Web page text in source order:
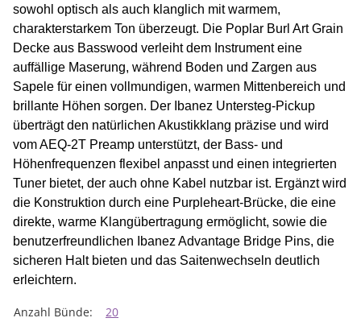
sowohl optisch als auch klanglich mit warmem,
charakterstarkem Ton überzeugt. Die Poplar Burl Art Grain
Decke aus Basswood verleiht dem Instrument eine
auffällige Maserung, während Boden und Zargen aus
Sapele für einen vollmundigen, warmen Mittenbereich und
brillante Höhen sorgen. Der Ibanez Untersteg-Pickup
überträgt den natürlichen Akustikklang präzise und wird
vom AEQ-2T Preamp unterstützt, der Bass- und
Höhenfrequenzen flexibel anpasst und einen integrierten
Tuner bietet, der auch ohne Kabel nutzbar ist. Ergänzt wird
die Konstruktion durch eine Purpleheart-Brücke, die eine
direkte, warme Klangübertragung ermöglicht, sowie die
benutzerfreundlichen Ibanez Advantage Bridge Pins, die
sicheren Halt bieten und das Saitenwechseln deutlich
erleichtern.
Produkteigenschaft
Wert
Anzahl Bünde: 20